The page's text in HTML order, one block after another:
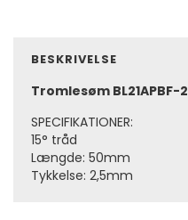
BESKRIVELSE
Tromlesøm BL21APBF-2
SPECIFIKATIONER:
15° tråd
Længde: 50mm
Tykkelse: 2,5mm